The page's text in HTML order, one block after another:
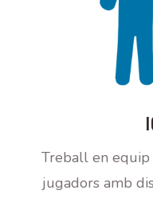
Treball en
jugadors amb